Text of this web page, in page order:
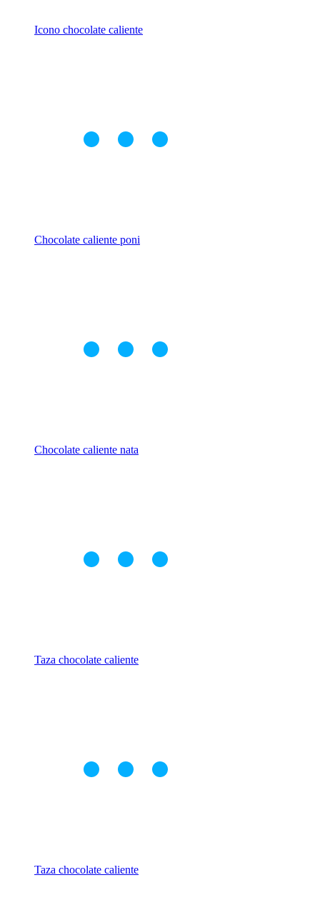
Icono chocolate caliente
Chocolate caliente poni
Chocolate caliente nata
Taza chocolate caliente
Taza chocolate caliente